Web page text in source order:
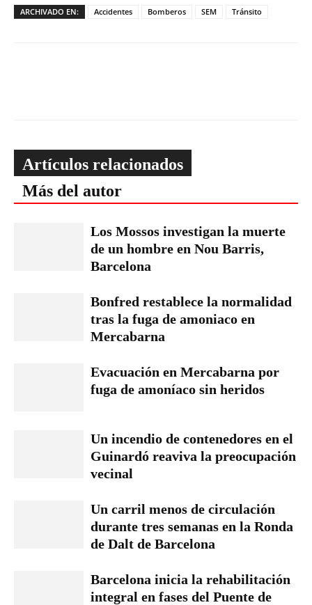
ARCHIVADO EN: Accidentes Bomberos SEM Tránsito
Artículos relacionados
Más del autor
Los Mossos investigan la muerte
de un hombre en Nou Barris,
Barcelona
Bonfred restablece la normalidad
tras la fuga de amoniaco en
Mercabarna
Evacuación en Mercabarna por
fuga de amoníaco sin heridos
Un incendio de contenedores en el
Guinardó reaviva la preocupación
vecinal
Un carril menos de circulación
durante tres semanas en la Ronda
de Dalt de Barcelona
Barcelona inicia la rehabilitación
integral en fases del Puente de